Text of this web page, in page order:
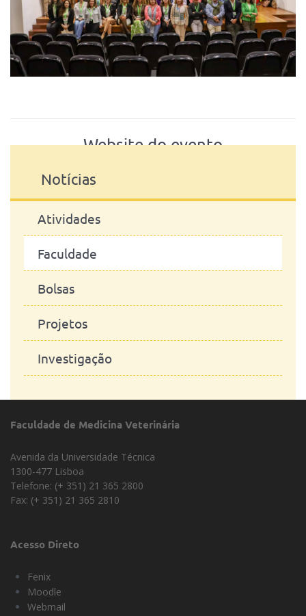
Website do evento
Notícias
Atividades
Faculdade
Bolsas
Projetos
Investigação
Faculdade de Medicina Veterinária
Avenida da Universidade Técnica
1300-477 Lisboa
Telefone: (+ 351) 21 365 2800
Fax: (+ 351) 21 365 2810
Acesso Direto
Fenix
Moodle
Webmail